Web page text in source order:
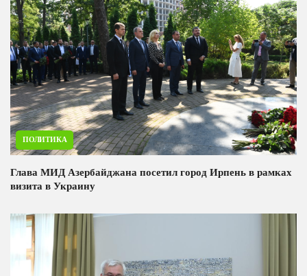
ПОЛИТИКА
Глава МИД Азербайджана посетил город Ирпень в рамках
визита в Украину